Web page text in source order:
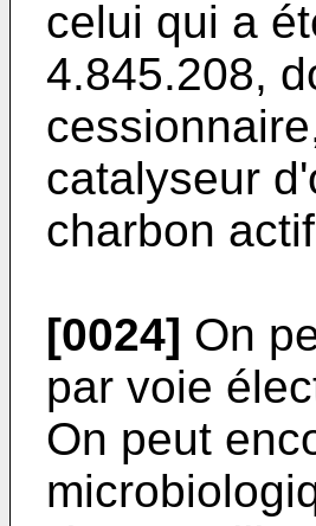
celui qui a
4.845.208,
catalyseur
charbon
[0024] On
par voie
On peut